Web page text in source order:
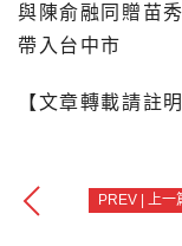
與陳俞融同贈苗
帶入台中市
【文章轉載請註
PREV | 上一